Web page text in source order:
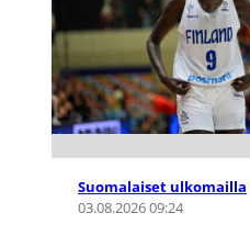
Suomalaiset ulkomailla
03.08.2026 09:24